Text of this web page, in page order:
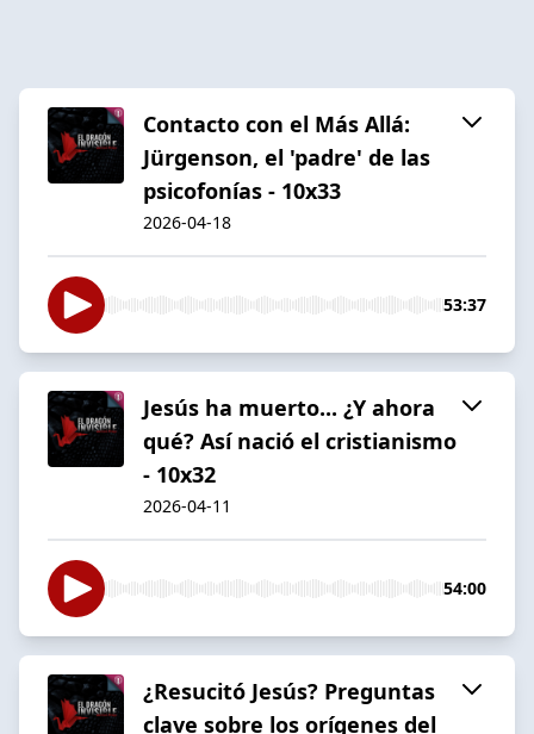
Contacto con el Más Allá:
Jürgenson, el 'padre' de las
psicofonías - 10x33
2026-04-18
53:37
Jesús ha muerto... ¿Y ahora
qué? Así nació el cristianismo
- 10x32
2026-04-11
54:00
¿Resucitó Jesús? Preguntas
clave sobre los orígenes del